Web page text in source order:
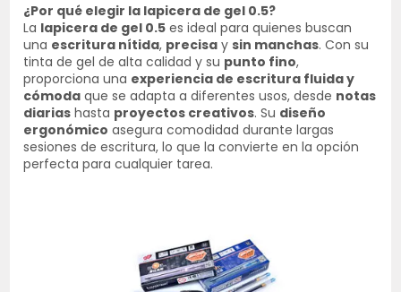
¿Por qué elegir la lapicera de gel 0.5?
La lapicera de gel 0.5 es ideal para quienes buscan
una escritura nítida, precisa ysin manchas. Con su
tinta de gel de alta calidad y su punto fino,
proporciona una experiencia de escritura fluida y
cómoda que se adapta a diferentes usos, desde notas
diarias hasta proyectos creativos. Su diseño
ergonómico asegura comodidad durante largas
sesiones de escritura, lo que la convierte en la opción
perfecta para cualquier tarea.